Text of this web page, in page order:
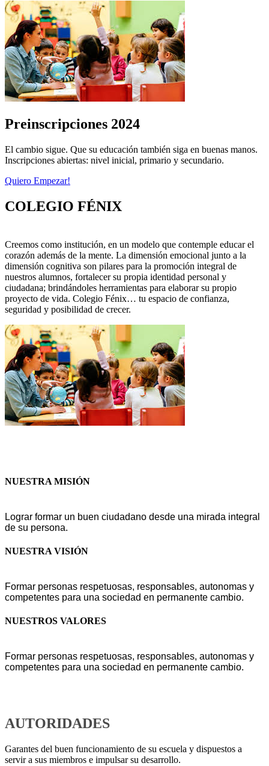
Colegio Fénix
30 Años
Search
Colegio Fénix
30 Años
Preinscripciones 2024
El cambio sigue. Que su educación también siga en buenas manos.
Inscripciones abiertas: nivel inicial, primario y secundario.
Quiero Empezar!
COLEGIO FÉNIX
Creemos como institución, en un modelo que contemple educar el
corazón además de la mente. La dimensión emocional junto a la
dimensión cognitiva son pilares para la promoción integral de
nuestros alumnos, fortalecer su propia identidad personal y
ciudadana; brindándoles herramientas para elaborar su propio
proyecto de vida. Colegio Fénix… tu espacio de confianza,
seguridad y posibilidad de crecer.
NUESTRA MISIÓN
Lograr formar un buen ciudadano desde una mirada integral
de su persona.
NUESTRA VISIÓN
Formar personas respetuosas, responsables, autonomas y
competentes para una sociedad en permanente cambio.
NUESTROS VALORES
Formar personas respetuosas, responsables, autonomas y
competentes para una sociedad en permanente cambio.
AUTORIDADES
Garantes del buen funcionamiento de su escuela y dispuestos a
servir a sus miembros e impulsar su desarrollo.